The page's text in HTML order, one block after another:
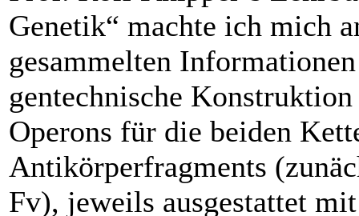
Genetik“ machte ich mich
gesammelten
gentechnische
Operons für die beiden
Antikörperfragments
Fv), jeweils ausgestattet